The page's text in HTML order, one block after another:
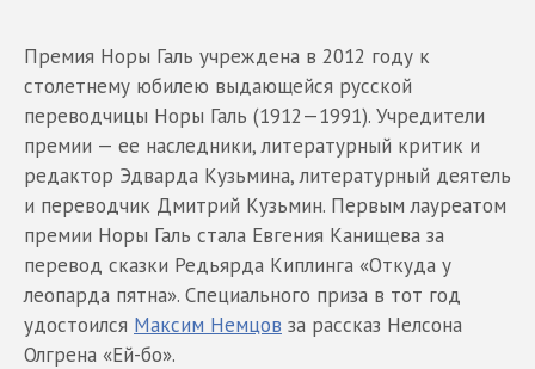
Премия Норы Галь учреждена в 2012 году к
столетнему юбилею выдающейся русской
переводчицы Норы Галь (1912—1991). Учредители
премии — ее наследники, литературный критик и
редактор Эдварда Кузьмина, литературный деятель
и переводчик Дмитрий Кузьмин. Первым лауреатом
премии Норы Галь стала Евгения Канищева за
перевод сказки Редьярда Киплинга «Откуда у
леопарда пятна». Специального приза в тот год
удостоился Максим Немцов за рассказ Нелсона
Олгрена «Ей-бо».